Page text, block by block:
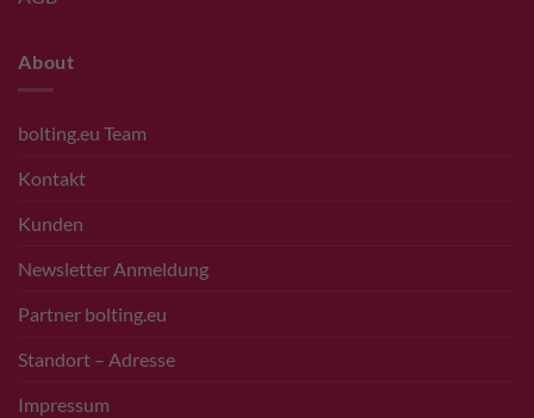
About
bolting.eu Team
Kontakt
Kunden
Newsletter Anmeldung
Partner bolting.eu
Standort – Adresse
Impressum